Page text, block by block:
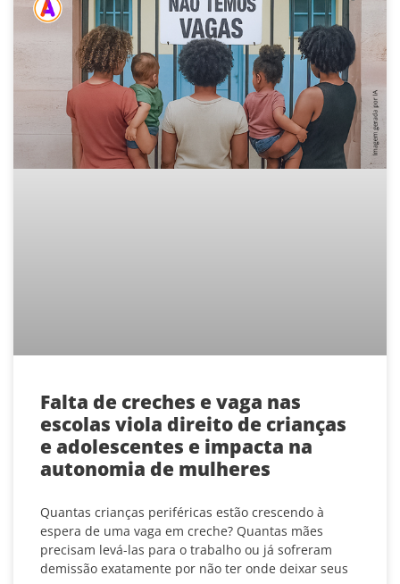
Falta de creches e vaga nas
escolas viola direito de crianças
e adolescentes e impacta na
autonomia de mulheres
Quantas crianças periféricas estão crescendo à
espera de uma vaga em creche? Quantas mães
precisam levá-las para o trabalho ou já sofreram
demissão exatamente por não ter onde deixar seus